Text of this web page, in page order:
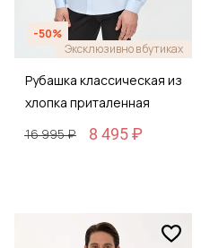
-50%
Эксклюзивно в бутиках
Рубашка классическая из
хлопка приталенная
16 995 ₽
8 495 ₽